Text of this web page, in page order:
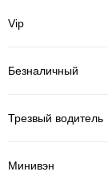
Vip
Безналичный
Трезвый водитель
Минивэн